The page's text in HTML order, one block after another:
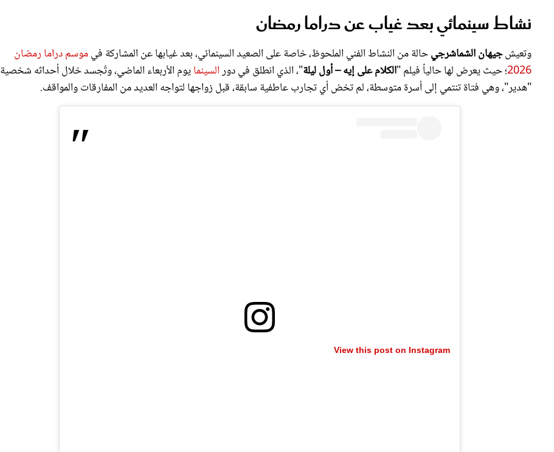
نشاط سينمائي بعد غياب عن دراما رمضان
وتعيشجيهان الشماشرجيحالة من النشاط الفني الملحوظ، خاصة على الصعيد السينمائي، بعد غيابها عن المشاركة فيموسم دراما رمضان
2026؛ حيث يعرض لها حالياً فيلم "الكلام على إيه – أول ليلة"، الذي انطلق في دورالسينمايوم الأربعاء الماضي، وتُجسد خلال أحداثه شخصية
"هدير"، وهي فتاة تنتمي إلى أسرة متوسطة، لم تخض أي تجارب عاطفية سابقة، قبل زواجها لتواجه العديد من المفارقات والمواقف.
View this post on Instagram